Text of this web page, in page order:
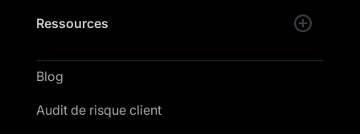
Ressources
Blog
Audit de risque client